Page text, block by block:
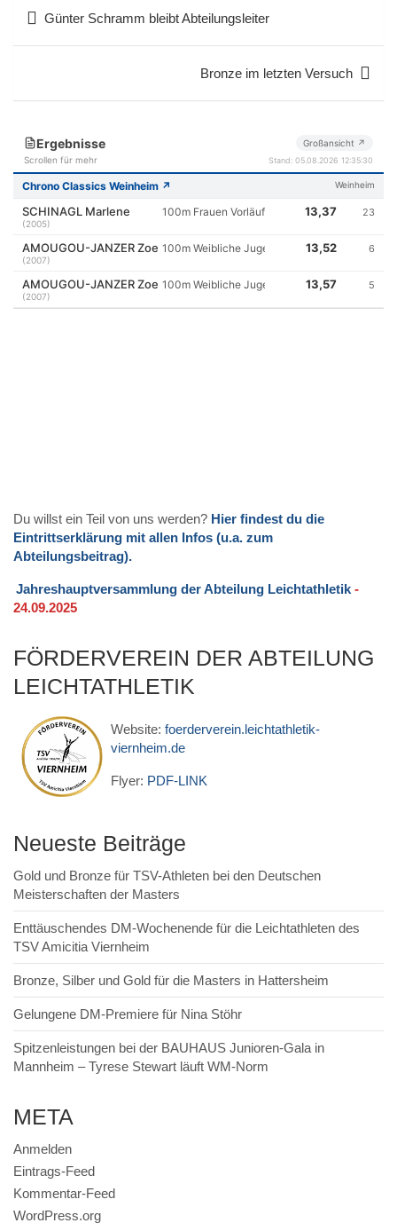
Günter Schramm bleibt Abteilungsleiter
Bronze im letzten Versuch
Du willst ein Teil von uns werden? Hier findest du die
Eintrittserklärung mit allen Infos (u.a. zum
Abteilungsbeitrag).
Jahreshauptversammlung der Abteilung Leichtathletik -
24.09.2025
FÖRDERVEREIN DER ABTEILUNG
LEICHTATHLETIK
Website: foerderverein.leichtathletik-
viernheim.de
Flyer: PDF-LINK
Neueste Beiträge
Gold und Bronze für TSV-Athleten bei den Deutschen
Meisterschaften der Masters
Enttäuschendes DM-Wochenende für die Leichtathleten des
TSV Amicitia Viernheim
Bronze, Silber und Gold für die Masters in Hattersheim
Gelungene DM-Premiere für Nina Stöhr
Spitzenleistungen bei der BAUHAUS Junioren-Gala in
Mannheim – Tyrese Stewart läuft WM-Norm
META
Anmelden
Eintrags-Feed
Kommentar-Feed
WordPress.org